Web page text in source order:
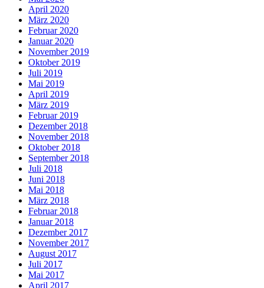
April 2020
März 2020
Februar 2020
Januar 2020
November 2019
Oktober 2019
Juli 2019
Mai 2019
April 2019
März 2019
Februar 2019
Dezember 2018
November 2018
Oktober 2018
September 2018
Juli 2018
Juni 2018
Mai 2018
März 2018
Februar 2018
Januar 2018
Dezember 2017
November 2017
August 2017
Juli 2017
Mai 2017
April 2017